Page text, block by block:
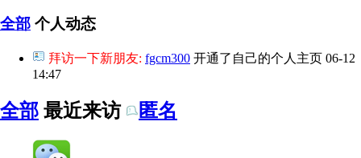
全部 个人动态
拜访一下新朋友: fgcm300 开通了自己的个人主页 06-12
14:47
全部 最近来访 匿名